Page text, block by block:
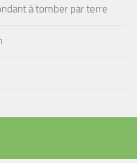
à tomber par terre